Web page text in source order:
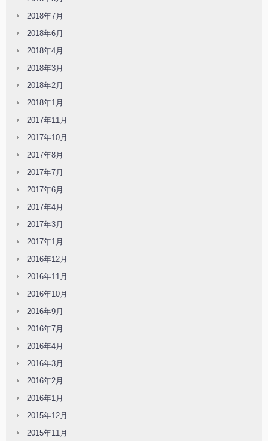
2018年7月
2018年6月
2018年4月
2018年3月
2018年2月
2018年1月
2017年11月
2017年10月
2017年8月
2017年7月
2017年6月
2017年4月
2017年3月
2017年1月
2016年12月
2016年11月
2016年10月
2016年9月
2016年7月
2016年4月
2016年3月
2016年2月
2016年1月
2015年12月
2015年11月